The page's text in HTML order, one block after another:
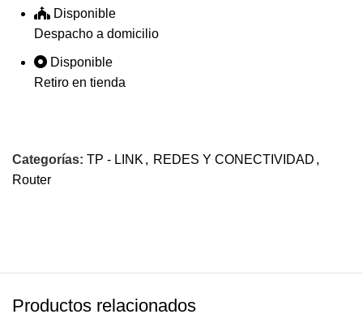
$469.59
Disponible
Despacho a domicilio
Disponible
Retiro en tienda
Categorías: TP - LINK , REDES Y CONECTIVIDAD ,
Router
Productos relacionados